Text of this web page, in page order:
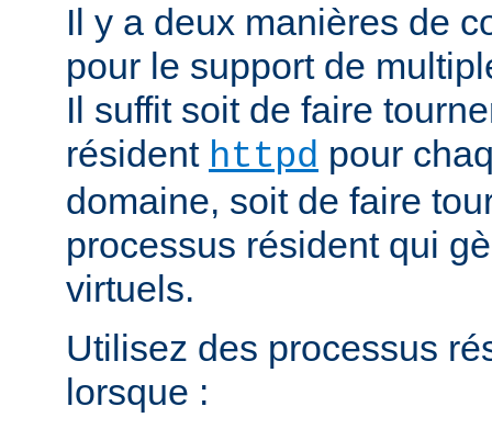
Il y a deux manières de
pour le support de
Il suffit soit de faire
résident httpd pour
domaine, soit de faire
processus résident qui
virtuels.
Utilisez des processus
lorsque :